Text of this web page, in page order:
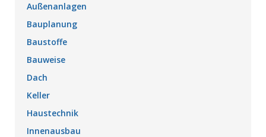
Außenanlagen
Bauplanung
Baustoffe
Bauweise
Dach
Keller
Haustechnik
Innenausbau